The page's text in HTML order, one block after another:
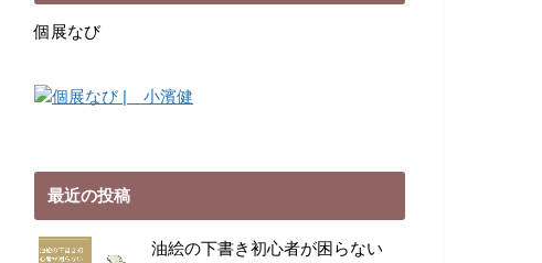
個展なび
最近の投稿
油絵の下書き初心者が困らない